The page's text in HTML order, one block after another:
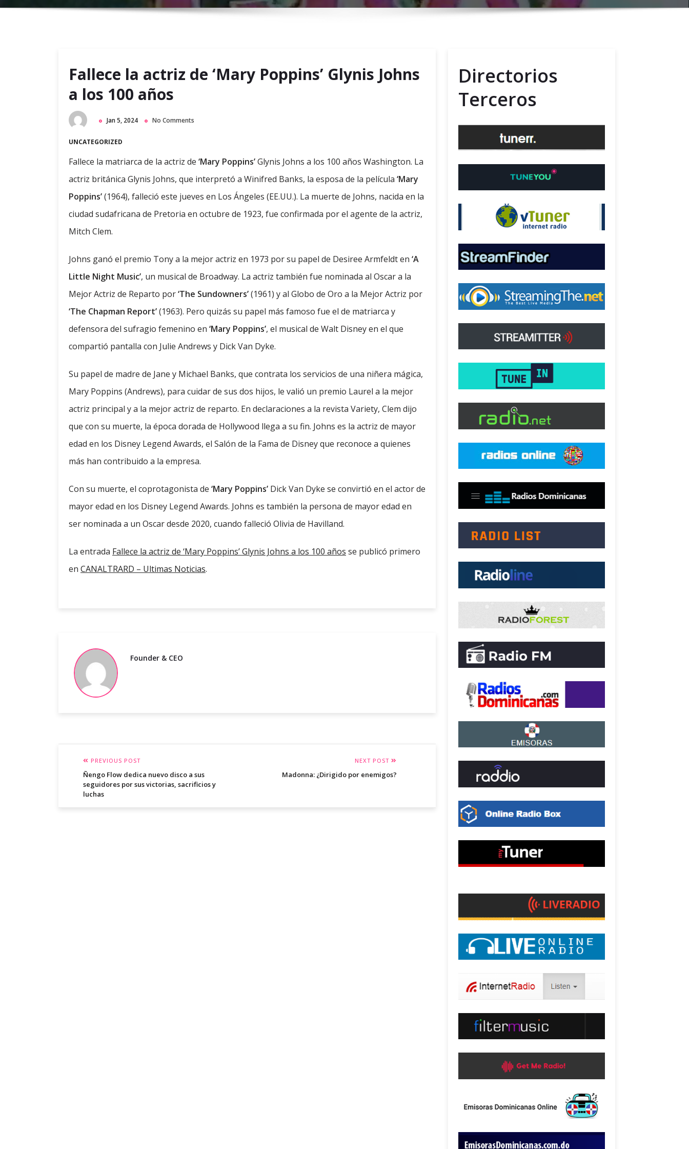
r
u
Fallece la actriz de ‘Mary Poppins’ Glynis Johns
a los 100 años
Jan 5, 2024 No Comments
UNCATEGORIZED
Fallece la matriarca de la actriz de ‘Mary Poppins’Glynis Johns a los 100 años Washington. La
actriz británica Glynis Johns, que interpretó a Winifred Banks, la esposa de la película ‘Mary
Poppins’(1964), falleció este jueves en Los Ángeles (EE.UU.). La muerte de Johns, nacida en la
ciudad sudafricana de Pretoria en octubre de 1923, fue confirmada por el agente de la actriz,
Mitch Clem.
Johns ganó el premio Tony a la mejor actriz en 1973 por su papel de Desiree Armfeldt en ‘A
Little Night Music’, un musical de Broadway. La actriz también fue nominada al Oscar a la
Mejor Actriz de Reparto por‘The Sundowners’(1961) y al Globo de Oro a la Mejor Actriz por
‘The Chapman Report’(1963). Pero quizás su papel más famoso fue el de matriarca y
defensora del sufragio femenino en ‘Mary Poppins’, el musical de Walt Disney en el que
compartió pantalla con Julie Andrews y Dick Van Dyke.
Su papel de madre de Jane y Michael Banks, que contrata los servicios de una niñera mágica,
Mary Poppins (Andrews), para cuidar de sus dos hijos, le valió un premio Laurel a la mejor
actriz principal y a la mejor actriz de reparto. En declaraciones a la revista Variety, Clem dijo
que con su muerte, la época dorada de Hollywood llega a su fin. Johns es la actriz de mayor
edad en los Disney Legend Awards, el Salón de la Fama de Disney que reconoce a quienes
más han contribuido a la empresa.
Con su muerte, el coprotagonista de ‘Mary Poppins’ Dick Van Dyke se convirtió en el actor de
mayor edad en los Disney Legend Awards. Johns es también la persona de mayor edad en
ser nominada a un Oscar desde 2020, cuando falleció Olivia de Havilland.
La entrada Fallece la actriz de ‘Mary Poppins’ Glynis Johns a los 100 años se publicó primero
en CANALTRARD – Ultimas Noticias.
Founder & CEO
PREVIOUS POST
Ñengo Flow dedica nuevo disco a sus
seguidores por sus victorias, sacrificios y
luchas
NEXT POST
Madonna: ¿Dirigido por enemigos?
Directorios
Terceros